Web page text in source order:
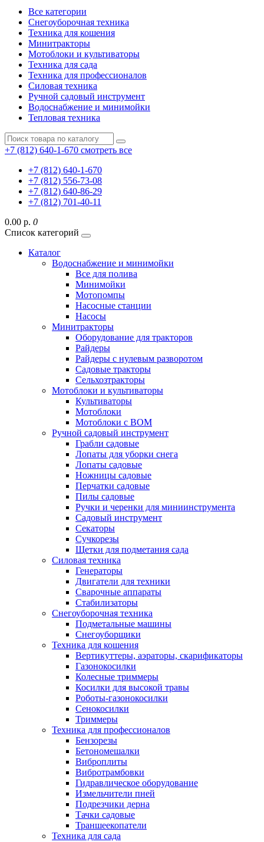
Все категории
Снегоуборочная техника
Техника для кошения
Минитракторы
Мотоблоки и культиваторы
Техника для сада
Техника для профессионалов
Силовая техника
Ручной садовый инструмент
Водоснабжение и минимойки
Тепловая техника
+7 (812) 640-1-670 смотреть все
+7 (812) 640-1-670
+7 (812) 556-73-08
+7 (812) 640-86-29
+7 (812) 701-40-11
0.00 р. 0
Список категорий
Каталог
Водоснабжение и минимойки
Все для полива
Минимойки
Мотопомпы
Насосные станции
Насосы
Минитракторы
Оборудование для тракторов
Райдеры
Райдеры с нулевым разворотом
Садовые тракторы
Сельхозтракторы
Мотоблоки и культиваторы
Культиваторы
Мотоблоки
Мотоблоки с ВОМ
Ручной садовый инструмент
Грабли садовые
Лопаты для уборки снега
Лопаты садовые
Ножницы садовые
Перчатки садовые
Пилы садовые
Ручки и черенки для миниинструмента
Садовый инструмент
Секаторы
Сучкорезы
Щетки для подметания сада
Силовая техника
Генераторы
Двигатели для техники
Сварочные аппараты
Стабилизаторы
Снегоуборочная техника
Подметальные машины
Снегоуборщики
Техника для кошения
Вертикуттеры, аэраторы, скарификаторы
Газонокосилки
Колесные триммеры
Косилки для высокой травы
Роботы-газонокосилки
Сенокосилки
Триммеры
Техника для профессионалов
Бензорезы
Бетономешалки
Виброплиты
Вибротрамбовки
Гидравлическое оборудование
Измельчители пней
Подрезчики дерна
Тачки садовые
Траншеекопатели
Техника для сада